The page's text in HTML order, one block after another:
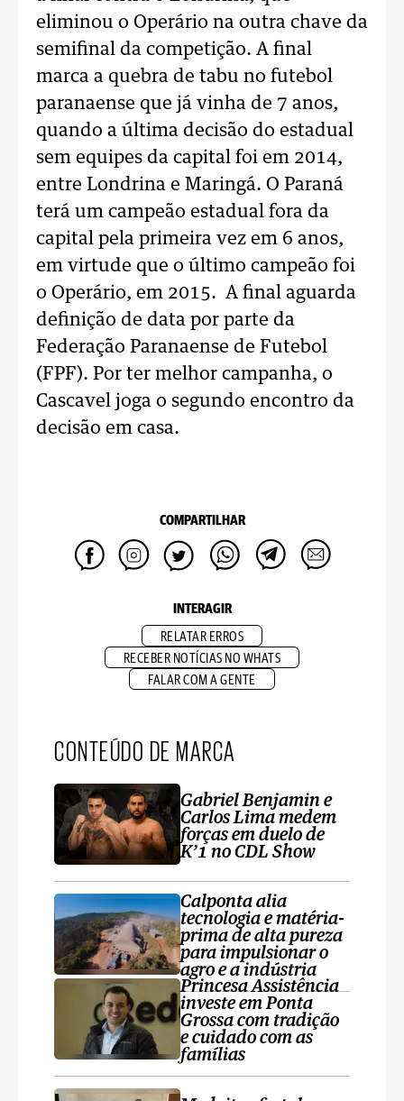
eliminou o Operário na outra chave da
semifinal da competição. A final
marca a quebra de tabu no futebol
paranaense que já vinha de 7 anos,
quando a última decisão do estadual
sem equipes da capital foi em 2014,
entre Londrina e Maringá. O Paraná
terá um campeão estadual fora da
capital pela primeira vez em 6 anos,
em virtude que o último campeão foi
o Operário, em 2015. A final aguarda
definição de data por parte da
Federação Paranaense de Futebol
(FPF). Por ter melhor campanha, o
Cascavel joga o segundo encontro da
decisão em casa.
COMPARTILHAR
INTERAGIR
RELATAR ERROS
RECEBER NOTÍCIAS NO WHATS
FALAR COM A GENTE
CONTEÚDO DE MARCA
Gabriel Benjamin e
Carlos Lima medem
forças em duelo de
K’1 no CDL Show
Calponta alia
tecnologia e matéria-
prima de alta pureza
para impulsionar o
agro e a indústria
Princesa Assistência
investe em Ponta
Grossa com tradição
e cuidado com as
famílias